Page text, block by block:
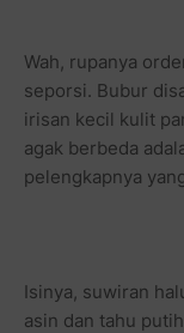
Wah, rupanya
seporsi. Bubur
irisan kecil kulit
agak berbeda
pelengkapnya
Isinya, suwiran
asin dan tahu